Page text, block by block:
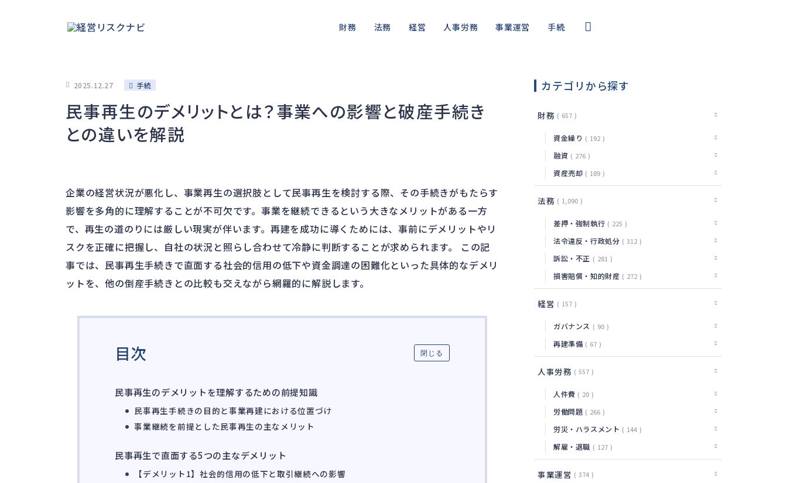
財務
資産売却
法務
訴訟・不正
経営 人事労務
労災・ハラスメント
事業運営
情報漏洩・サイバー
手続
債権者対応
2025.12.27 手続
民事再生のデメリットとは？事業への影響と破産手続き
との違いを解説
企業の経営状況が悪化し、事業再生の選択肢として民事再生を検討する際、その手続きがもたらす
影響を多角的に理解することが不可欠です。事業を継続できるという大きなメリットがある一方
で、再生の道のりには厳しい現実が伴います。再建を成功に導くためには、事前にデメリットやリ
スクを正確に把握し、自社の状況と照らし合わせて冷静に判断することが求められます。 この記
事では、民事再生手続きで直面する社会的信用の低下や資金調達の困難化といった具体的なデメリ
ットを、他の倒産手続きとの比較も交えながら網羅的に解説します。
閉じる
目次
民事再生のデメリットを理解するための前提知識
民事再生手続きの目的と事業再建における位置づけ
事業継続を前提とした民事再生の主なメリット
民事再生で直面する5つの主なデメリット
【デメリット1】社会的信用の低下と取引継続への影響
カテゴリから探す
財務 657
資金繰り 192
融資 276
資産売却 189
法務 1,090
差押・強制執行 225
法令違反・行政処分 312
訴訟・不正 281
損害賠償・知的財産 272
経営 157
ガバナンス 90
再建準備 67
人事労務 557
人件費 20
労働問題 266
労災・ハラスメント 144
解雇・退職 127
事業運営 374